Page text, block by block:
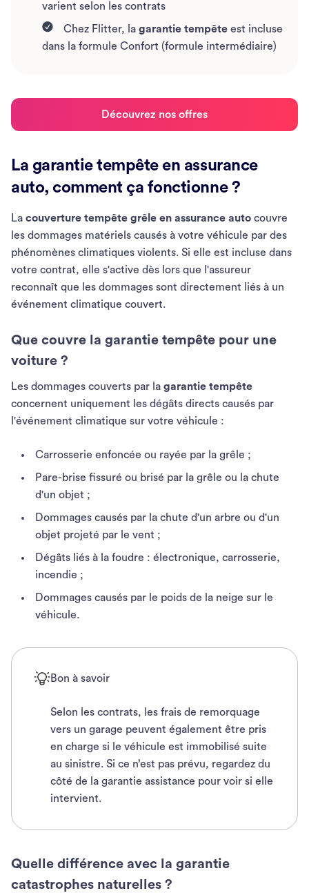
varient selon les contrats
Chez Flitter, la garantie tempête est incluse
dans la formule Confort (formule intermédiaire)
Découvrez nos offres
La garantie tempête en assurance
auto, comment ça fonctionne ?
La couverture tempête grêle en assurance auto couvre
les dommages matériels causés à votre véhicule par des
phénomènes climatiques violents. Si elle est incluse dans
votre contrat, elle s'active dès lors que l'assureur
reconnaît que les dommages sont directement liés à un
événement climatique couvert.
Que couvre la garantie tempête pour une
voiture ?
Les dommages couverts par la garantie tempête
concernent uniquement les dégâts directs causés par
l'événement climatique sur votre véhicule :
Carrosserie enfoncée ou rayée par la grêle ;
Pare-brise fissuré ou brisé par la grêle ou la chute
d'un objet ;
Dommages causés par la chute d'un arbre ou d'un
objet projeté par le vent ;
Dégâts liés à la foudre : électronique, carrosserie,
incendie ;
Dommages causés par le poids de la neige sur le
véhicule.
Bon à savoir
Selon les contrats, les frais de remorquage
vers un garage peuvent également être pris
en charge si le véhicule est immobilisé suite
au sinistre. Si ce n’est pas prévu, regardez du
côté de la garantie assistance pour voir si elle
intervient.
Quelle différence avec la garantie
catastrophes naturelles ?